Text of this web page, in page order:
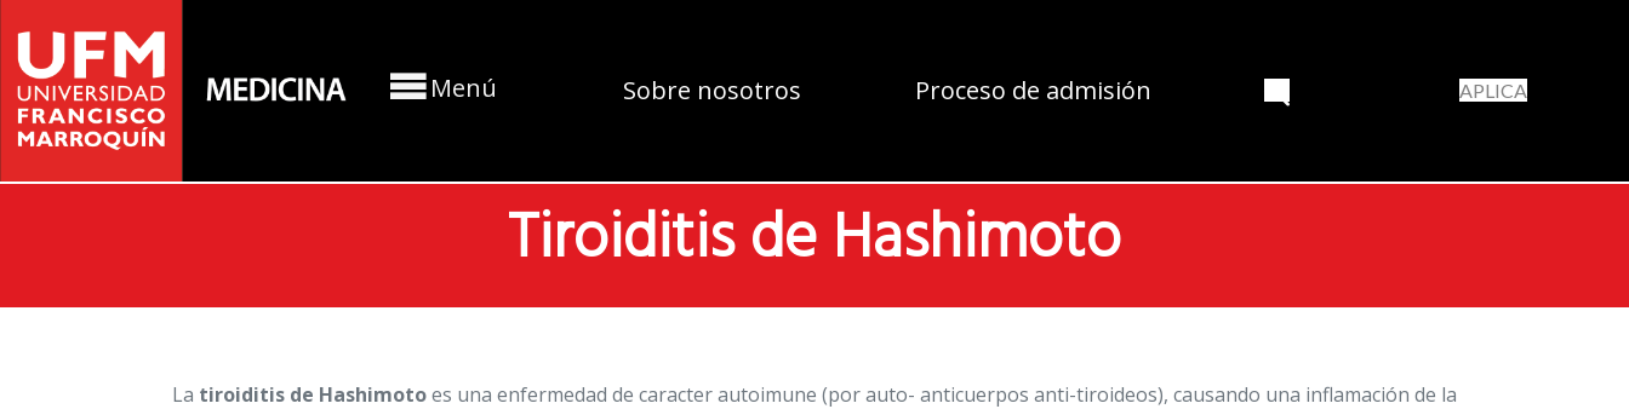
Menú Sobre nosotros Proceso de admisión APLICA
Tiroiditis de Hashimoto
La tiroiditis de Hashimotoes una enfermedad de caracter autoimune (por auto- anticuerpos anti-tiroideos), causando una inflamación de la